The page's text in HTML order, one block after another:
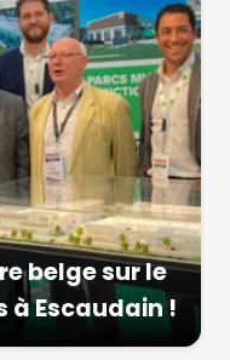
belge sur le
à Escaudain !